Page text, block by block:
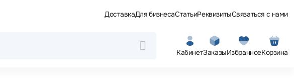
ДоставкаДля бизнесаСтатьиРеквизитыСвязаться с нами
КабинетЗаказыИзбранноеКорзина